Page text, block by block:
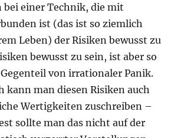
bei einer Technik, die mit
ist (das ist so ziemlich
Leben) der Risiken bewusst zu
bewusst zu sein, ist aber so
von irrationaler Panik.
kann man diesen Risiken auch
Wertigkeiten zuschreiben –
sollte man das nicht auf der